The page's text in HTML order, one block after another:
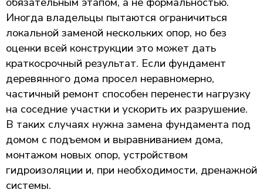
Иногда владельцы пытаются ограничиться
локальной заменой нескольких опор, но без
оценки всей конструкции это может дать
краткосрочный результат. Если фундамент
деревянного дома просел неравномерно,
частичный ремонт способен перенести нагрузку
на соседние участки и ускорить их разрушение.
В таких случаях нужна замена фундамента под
домом с подъемом и выравниванием дома,
монтажом новых опор, устройством
гидроизоляции и, при необходимости, дренажной
системы.